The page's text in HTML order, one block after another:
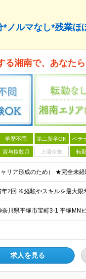
ノルマなし*残業ほ
湘南で、あなた
学歴不問 第二新卒OK ベテ
賞与複数月 上場企業 転
求人を見る